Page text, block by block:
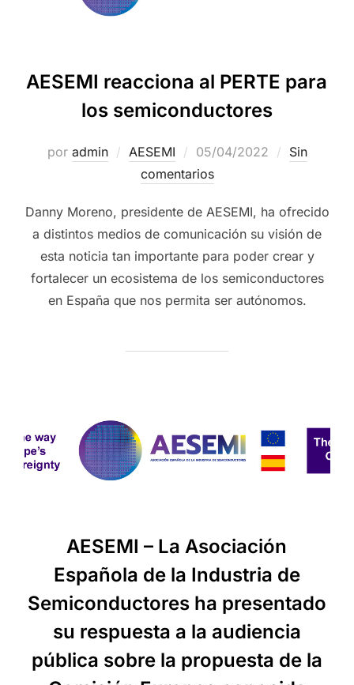
AESEMI reacciona al PERTE para
los semiconductores
por admin AESEMI 05/04/2022
Sin
comentarios
Danny Moreno, presidente de AESEMI, ha ofrecido
a distintos medios de comunicación su visión de
esta noticia tan importante para poder crear y
fortalecer un ecosistema de los semiconductores
en España que nos permita ser autónomos.
AESEMI – La Asociación
Española de la Industria de
Semiconductores ha presentado
su respuesta a la audiencia
pública sobre la propuesta de la